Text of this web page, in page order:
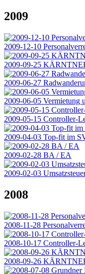
2009
2009-12-10
2009-09-25
2009-06-27
2009-06-05 Vermietung
2009-05-15 Controller-
2009-04-03 Top-fit im
2009-02-28 BA / EA
2009-02-03
2008
2008-11-28
2008-10-17 Controller-
2008-09-26